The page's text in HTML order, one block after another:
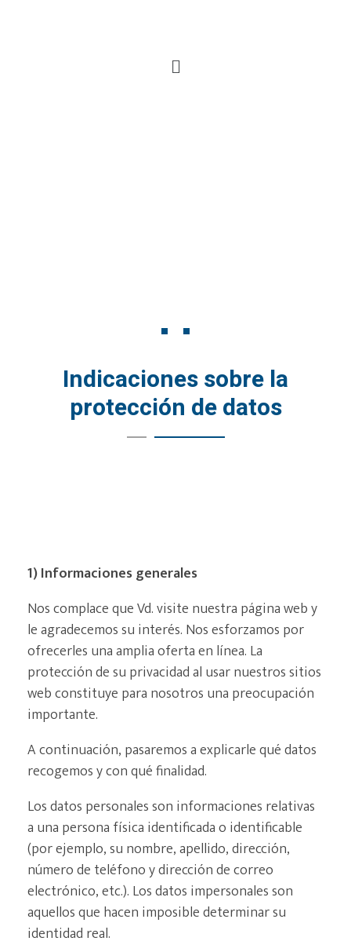
Indicaciones sobre la
protección de datos
1) Informaciones generales
Nos complace que Vd. visite nuestra página web y
le agradecemos su interés. Nos esforzamos por
ofrecerles una amplia oferta en línea. La
protección de su privacidad al usar nuestros sitios
web constituye para nosotros una preocupación
importante.
A continuación, pasaremos a explicarle qué datos
recogemos y con qué finalidad.
Los datos personales son informaciones relativas
a una persona física identificada o identificable
(por ejemplo, su nombre, apellido, dirección,
número de teléfono y dirección de correo
electrónico, etc.). Los datos impersonales son
aquellos que hacen imposible determinar su
identidad real.